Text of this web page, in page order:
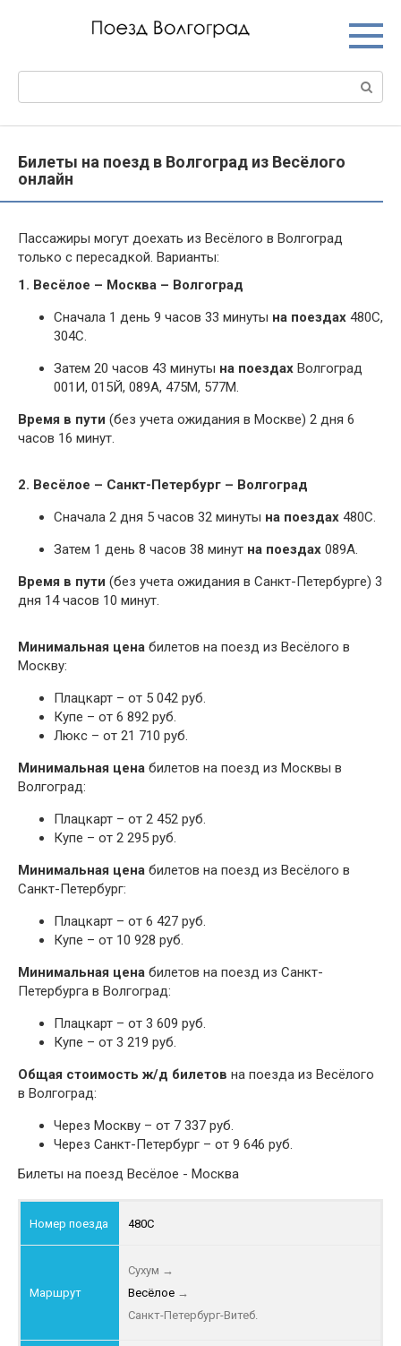
Билеты на поезд в Волгоград из Весёлого
онлайн
Пассажиры могут доехать из Весёлого в Волгоград
только с пересадкой. Варианты:
1. Весёлое – Москва – Волгоград
Сначала 1 день 9 часов 33 минуты на поездах 480С,
304С.
Затем 20 часов 43 минуты на поездах Волгоград
001И, 015Й, 089А, 475М, 577М.
Время в пути (без учета ожидания в Москве) 2 дня 6
часов 16 минут.
2. Весёлое – Санкт-Петербург – Волгоград
Сначала 2 дня 5 часов 32 минуты на поездах 480С.
Затем 1 день 8 часов 38 минут на поездах 089А.
Время в пути (без учета ожидания в Санкт-Петербурге) 3
дня 14 часов 10 минут.
Минимальная цена билетов на поезд из Весёлого в
Москву:
Плацкарт – от 5 042 руб.
Купе – от 6 892 руб.
Люкс – от 21 710 руб.
Минимальная цена билетов на поезд из Москвы в
Волгоград:
Плацкарт – от 2 452 руб.
Купе – от 2 295 руб.
Минимальная цена билетов на поезд из Весёлого в
Санкт-Петербург:
Плацкарт – от 6 427 руб.
Купе – от 10 928 руб.
Минимальная цена билетов на поезд из Санкт-
Петербурга в Волгоград:
Плацкарт – от 3 609 руб.
Купе – от 3 219 руб.
Общая стоимость ж/д билетов на поезда из Весёлого
в Волгоград:
Через Москву – от 7 337 руб.
Через Санкт-Петербург – от 9 646 руб.
Билеты на поезд Весёлое - Москва
480С
Сухум →
Весёлое →
Санкт-Петербург-Витеб.